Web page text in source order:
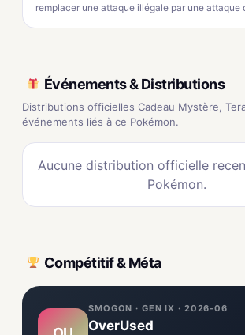
remplacer une attaque illégale par une attaque
Événements & Distributions
Distributions officielles Cadeau Mystère,
événements liés à ce Pokémon.
Aucune distribution officielle
Pokémon.
Compétitif & Méta
SMOGON · GEN IX · 2026-06
OverUsed